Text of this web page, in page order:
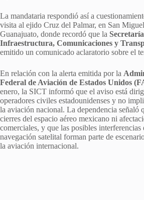
La mandataria respondió así a
visita al ejido Cruz del Palmar, en San
Guanajuato, donde recordó que la
Infraestructura, Comunicaciones y
emitido un comunicado aclaratorio sobre el
En relación con la alerta emitida por la
Federal de Aviación de Estados Unidos
enero, la SICT informó que el aviso está
operadores civiles estadounidenses y no
la aviación nacional. La dependencia señaló
cierres del espacio aéreo mexicano ni
comerciales, y que las posibles interferencias
navegación satelital forman parte de
la aviación internacional.